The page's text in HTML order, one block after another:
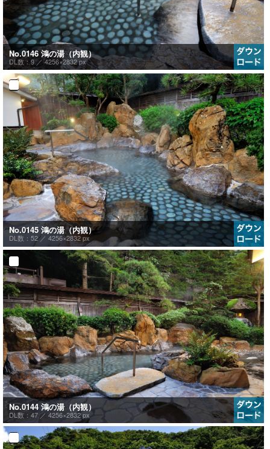
No.0146 鴻の湯（内観）
DL数：9 ／4256×2832 px
No.0145 鴻の湯（内観）
DL数：52 ／ 4256×2832 px
No.0144 鴻の湯（内観）
DL数：47 ／4256×2832 px